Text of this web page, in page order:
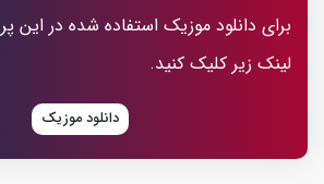
برای دانلود موزیک استفاده شده در این
لینک زیر کلیک کنید.
دانلود موزیک